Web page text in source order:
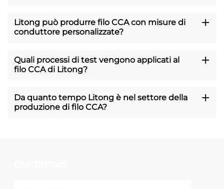
Litong può produrre filo CCA con misure di
conduttore personalizzate?
Quali processi di test vengono applicati al
filo CCA di Litong?
Da quanto tempo Litong è nel settore della
produzione di filo CCA?